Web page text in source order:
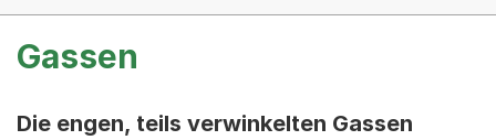
Gassen
Die engen, teils verwinkelten Gassen